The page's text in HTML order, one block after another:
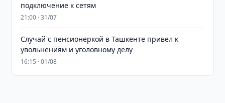
подключение к сетям
21:00 · 31/07
Случай с пенсионеркой в Ташкенте привел к
увольнениям и уголовному делу
16:15 · 01/08